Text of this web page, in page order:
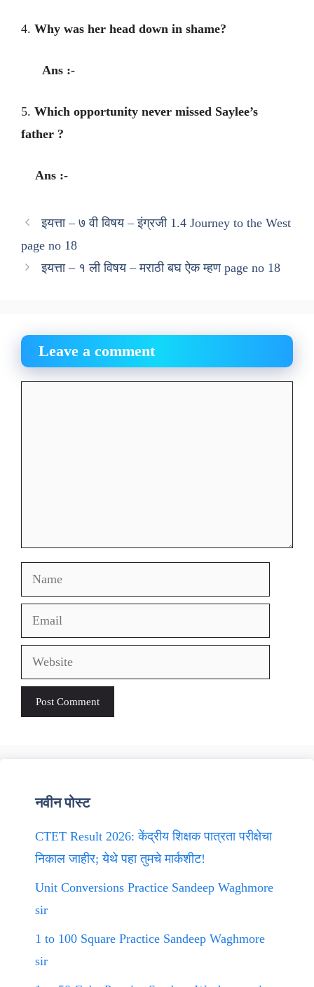
4. Why was her head down in shame?
Ans :-
5. Which opportunity never missed Saylee’s
father ?
Ans :-
इयत्ता – ७ वी विषय – इंग्रजी 1.4 Journey to the West
page no 18
इयत्ता – १ ली विषय – मराठी बघ ऐक म्हण page no 18
Leave a comment
Name
Email
Website
नवीन पोस्ट
CTET Result 2026: केंद्रीय शिक्षक पात्रता परीक्षेचा
निकाल जाहीर; येथे पहा तुमचे मार्कशीट!
Unit Conversions Practice Sandeep Waghmore
sir
1 to 100 Square Practice Sandeep Waghmore
sir